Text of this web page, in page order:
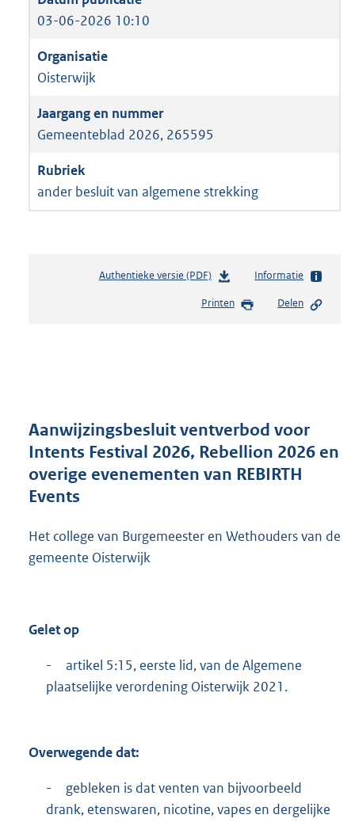
03-06-2026 10:10
Oisterwijk
Gemeenteblad 2026, 265595
ander besluit van algemene strekking
Authentieke versie (PDF)b
s
r
o
t
5
Informatie
Printen Delen
Aanwijzingsbesluit ventverbod voor
Intents Festival 2026, Rebellion 2026 en
overige evenementen van REBIRTH
Events
Het college van Burgemeester en Wethouders van de
gemeente Oisterwijk
Gelet op
-
artikel 5:15, eerste lid, van de Algemene
plaatselijke verordening Oisterwijk 2021.
Overwegende dat:
-
gebleken is dat venten van bijvoorbeeld
drank, etenswaren, nicotine, vapes en dergelijke